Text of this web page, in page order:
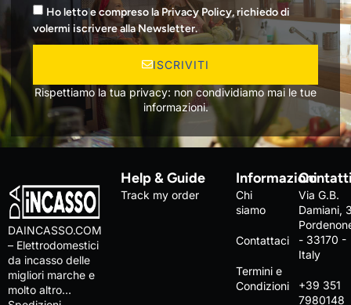
Ho letto e compreso la Privacy Policy, richiedo di
volermi iscrivere alla Newsletter.
ISCRIVITI
Rispettiamo la tua privacy: non condividiamo mai le tue
informazioni.
DAINCASSO.COM
– Elettrodomestici
da incasso delle
migliori marche e
molto altro…
Help & Guide
Track my order
Informazioni
Chi
siamo
Contattaci
Termini e
Condizioni
Via G.B.
Damiani,
- 33170 -
Italy
+39 351
7980148